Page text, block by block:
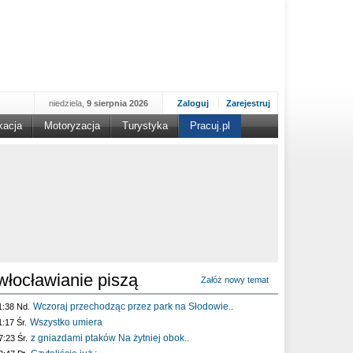
Zaloguj Zarejestruj
niedziela, 9 sierpnia 2026
Motoryzacja Turystyka Pracuj.pl
piszą Załóż nowy temat
Nd. Wczoraj przechodząc przez park na Słodowie..
Śr. Wszystko umiera
Śr. z gniazdami ptaków Na żytniej obok..